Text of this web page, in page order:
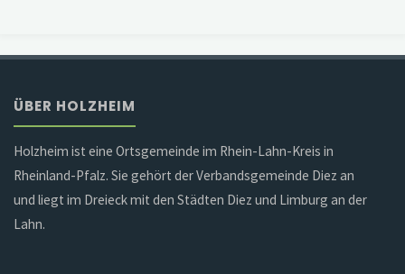
ÜBER HOLZHEIM
Holzheim ist eine Ortsgemeinde im Rhein-Lahn-Kreis in
Rheinland-Pfalz. Sie gehört der Verbandsgemeinde Diez an
und liegt im Dreieck mit den Städten Diez und Limburg an der
Lahn.